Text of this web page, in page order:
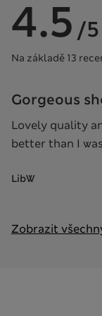
4.5 /5
Na základě 13
Gorgeous
Lovely quality
better than I
LibW
Zobrazit